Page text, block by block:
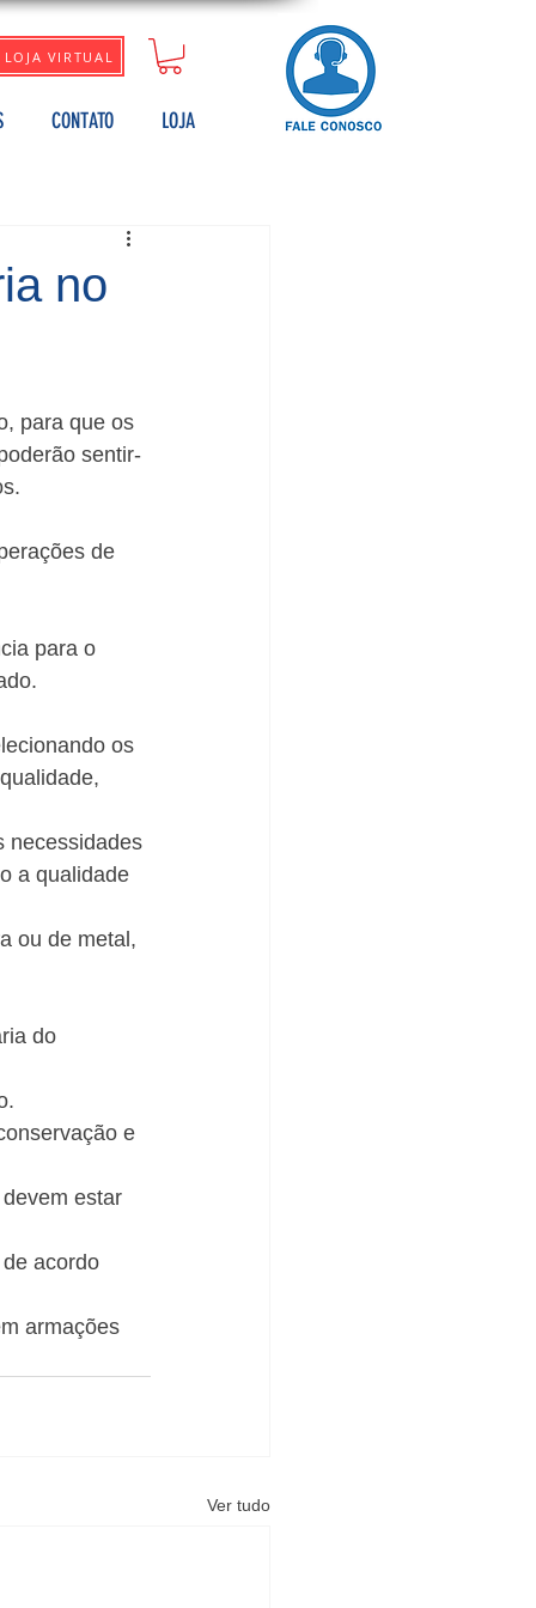
LOJA VIRTUAL
CONTATO LOJA
no
para que os
sentir-
de
para o
os
necessidades
a qualidade
ou de metal,
do
e
estar
acordo
armações
Ver tudo